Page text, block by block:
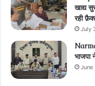
खाद्य
रही
July
भाजपा
June